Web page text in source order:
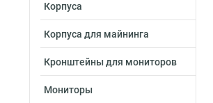
Корпуса
Корпуса для майнинга
Кронштейны для мониторов
Мониторы